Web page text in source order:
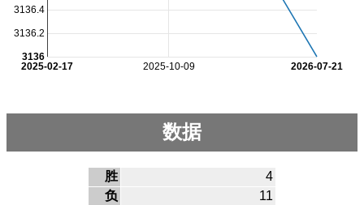
2025-10-09
2025-02-17 2026-07-21
3136.2
3136.4
3136
数据
胜
4
负
11